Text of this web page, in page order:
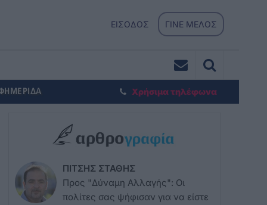
ΕΙΣΟΔΟΣ ΓΙΝΕ ΜΕΛΟΣ
Χρήσιμα τηλέφωνα
ΠΙΤΣΗΣ ΣΤΑΘΗΣ
Προς "Δύναμη Αλλαγής": Οι
πολίτες σας ψήφισαν για να είστε